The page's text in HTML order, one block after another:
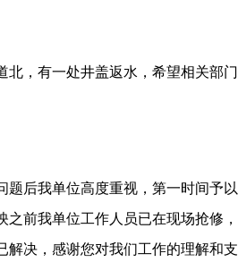
北，有一处井盖返水，希望相关部门
题后我单位高度重视，第一时间予以
前我单位工作人员已在现场抢修，
解决，感谢您对我们工作的理解和支